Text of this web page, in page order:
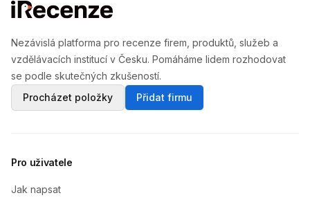
Nezávislá platforma pro recenze firem, produktů, služeb a
vzdělávacích institucí v Česku. Pomáháme lidem rozhodovat
se podle skutečných zkušeností.
Procházet položky
Přidat firmu
Pro uživatele
Jak napsat